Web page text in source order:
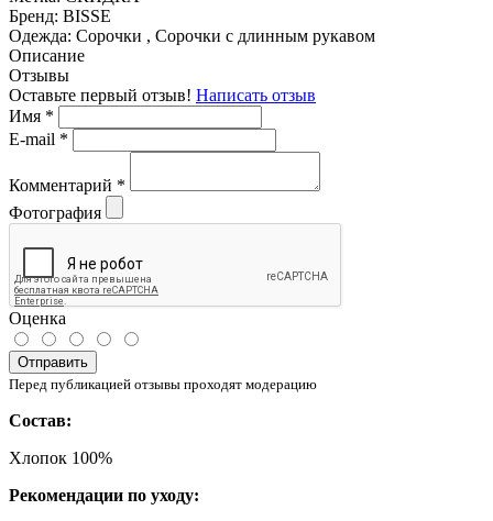
Бренд: BISSE
Одежда: Сорочки , Сорочки с длинным рукавом
Описание
Отзывы
Оставьте первый отзыв! Написать отзыв
Имя *
E-mail *
Комментарий *
Фотография
Оценка
Отправить
Перед публикацией отзывы проходят модерацию
Состав:
Хлопок 100%
Рекомендации по уходу: